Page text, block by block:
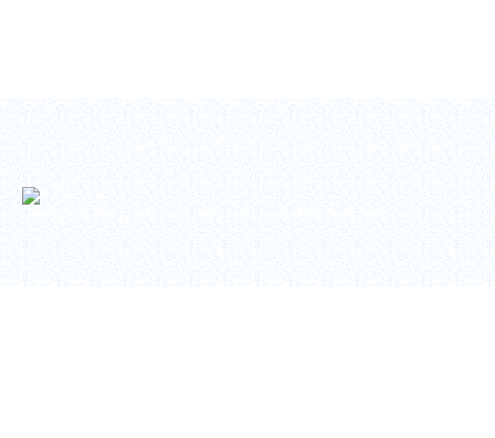
ホーム 会社情報 製品情報 お知らせ お問い合わせ
Copyright © 2026 トヨテック . Toyotec Co., Ltd. All Rights Reserved.